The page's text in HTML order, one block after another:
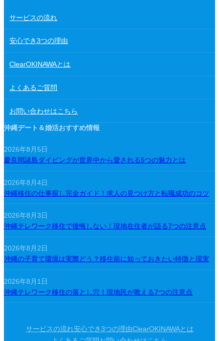
サービスの流れ
安心でき3つの理由
ClearOKINAWAとは
よくあるご質問
お問い合わせはこちら
沖縄デート＆婚活おすすめ情報
2026年8月5日
慶良間諸島ダイビングが世界中から愛される5つの魅力とは
2026年8月4日
沖縄移住の仕事探し完全ガイド！求人の見つけ方と転職成功のコツ
2026年8月3日
沖縄テレワーク移住で後悔しない！現地在住者が語る7つの注意点
2026年8月2日
沖縄の子育て環境は実際どう？移住前に知っておきたい特徴と現実
2026年8月1日
沖縄テレワーク移住の落とし穴！現地民が教える7つの注意点
サービスの流れ安心でき3つの理由ClearOKINAWAとは